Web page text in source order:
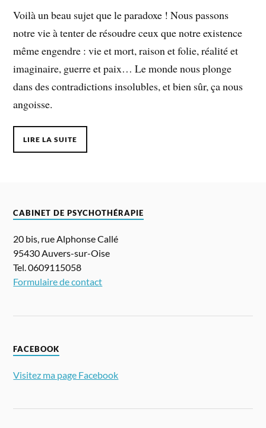
Voilà un beau sujet que le paradoxe ! Nous passons
notre vie à tenter de résoudre ceux que notre existence
même engendre : vie et mort, raison et folie, réalité et
imaginaire, guerre et paix… Le monde nous plonge
dans des contradictions insolubles, et bien sûr, ça nous
angoisse.
LIRE LA SUITE
CABINET DE PSYCHOTHÉRAPIE
20 bis, rue Alphonse Callé
95430 Auvers-sur-Oise
Tel. 0609115058
Formulaire de contact
FACEBOOK
Visitez ma page Facebook